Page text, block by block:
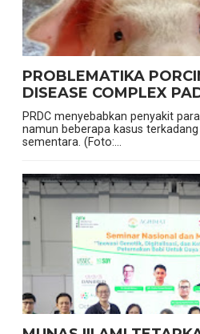
PROBLEMATIKA
DISEASE COMPLEX
PRDC menyebabkan penyakit
namun beberapa kasus
sementara. (Foto:...